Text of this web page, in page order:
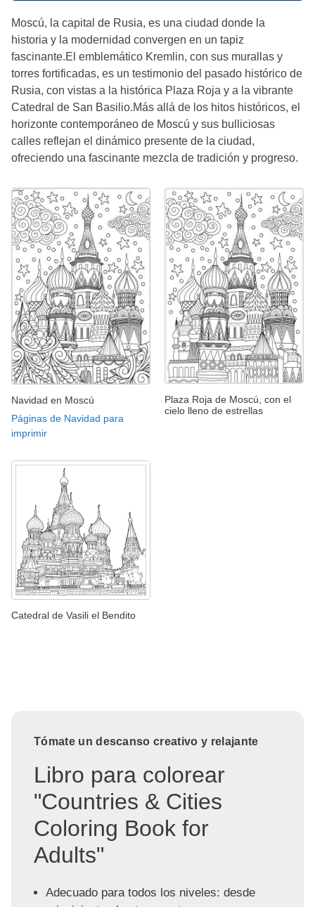
Moscú, la capital de Rusia, es una ciudad donde la
historia y la modernidad convergen en un tapiz
fascinante.El emblemático Kremlin, con sus murallas y
torres fortificadas, es un testimonio del pasado histórico de
Rusia, con vistas a la histórica Plaza Roja y a la vibrante
Catedral de San Basilio.Más allá de los hitos históricos, el
horizonte contemporáneo de Moscú y sus bulliciosas
calles reflejan el dinámico presente de la ciudad,
ofreciendo una fascinante mezcla de tradición y progreso.
Navidad en Moscú
Páginas de Navidad para
imprimir
Plaza Roja de Moscú, con el
cielo lleno de estrellas
Catedral de Vasili el Bendito
Tómate un descanso creativo y relajante
Libro para colorear
"Countries & Cities
Coloring Book for
Adults"
Adecuado para todos los niveles: desde